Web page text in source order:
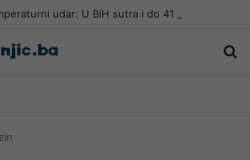
udar: U BiH sutra i do 41 stepen